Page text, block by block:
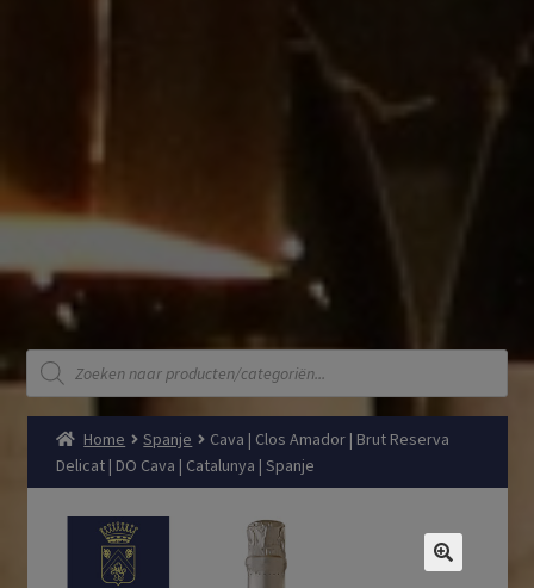
Producten
zoeken
Home Spanje
Cava | Clos Amador | Brut Reserva
Delicat | DO Cava | Catalunya | Spanje